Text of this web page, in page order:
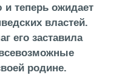
теперь ожидает
властей.
его заставила
родине.